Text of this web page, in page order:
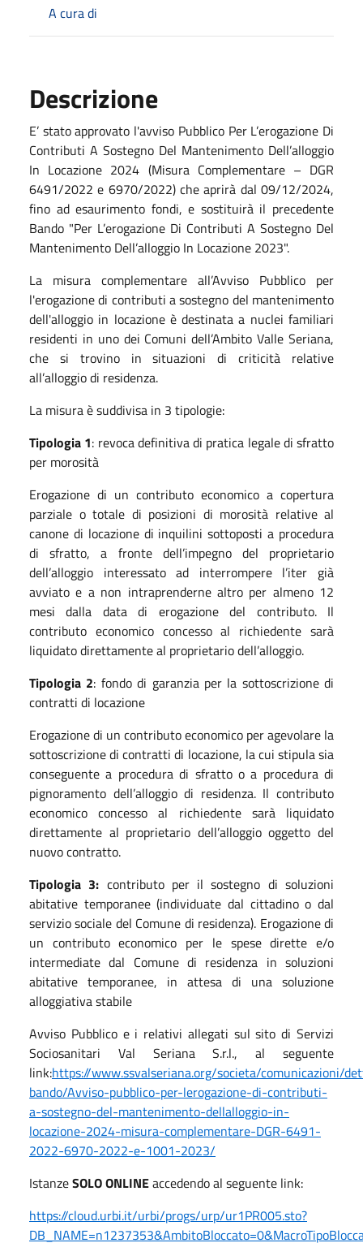
A cura di
Descrizione
E’ stato approvato l'avviso Pubblico Per L’erogazione Di
Contributi A Sostegno Del Mantenimento Dell’alloggio
In Locazione 2024 (Misura Complementare – DGR
6491/2022 e 6970/2022) che aprirà dal 09/12/2024,
fino ad esaurimento fondi, e sostituirà il precedente
Bando "Per L’erogazione Di Contributi A Sostegno Del
Mantenimento Dell’alloggio In Locazione 2023".
La misura complementare all’Avviso Pubblico per
l'erogazione di contributi a sostegno del mantenimento
dell'alloggio in locazione è destinata a nuclei familiari
residenti in uno dei Comuni dell’Ambito Valle Seriana,
che si trovino in situazioni di criticità relative
all’alloggio di residenza.
La misura è suddivisa in 3 tipologie:
Tipologia 1: revoca definitiva di pratica legale di sfratto
per morosità
Erogazione di un contributo economico a copertura
parziale o totale di posizioni di morosità relative al
canone di locazione di inquilini sottoposti a procedura
di sfratto, a fronte dell’impegno del proprietario
dell’alloggio interessato ad interrompere l’iter già
avviato e a non intraprenderne altro per almeno 12
mesi dalla data di erogazione del contributo. Il
contributo economico concesso al richiedente sarà
liquidato direttamente al proprietario dell’alloggio.
Tipologia 2: fondo di garanzia per la sottoscrizione di
contratti di locazione
Erogazione di un contributo economico per agevolare la
sottoscrizione di contratti di locazione, la cui stipula sia
conseguente a procedura di sfratto o a procedura di
pignoramento dell’alloggio di residenza. Il contributo
economico concesso al richiedente sarà liquidato
direttamente al proprietario dell’alloggio oggetto del
nuovo contratto.
Tipologia 3: contributo per il sostegno di soluzioni
abitative temporanee (individuate dal cittadino o dal
servizio sociale del Comune di residenza). Erogazione di
un contributo economico per le spese dirette e/o
intermediate dal Comune di residenza in soluzioni
abitative temporanee, in attesa di una soluzione
alloggiativa stabile
Avviso Pubblico e i relativi allegati sul sito di Servizi
Sociosanitari Val Seriana S.r.l., al seguente
link:https://www.ssvalseriana.org/societa/comunicazioni/
bando/Avviso-pubblico-per-lerogazione-di-contributi-
a-sostegno-del-mantenimento-dellalloggio-in-
locazione-2024-misura-complementare-DGR-6491-
2022-6970-2022-e-1001-2023/
IstanzeSOLO ONLINEaccedendo al seguente link:
https://cloud.urbi.it/urbi/progs/urp/ur1PR005.sto?